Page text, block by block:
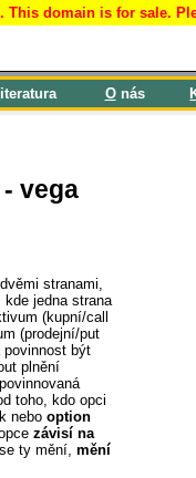
domain is for sale.
iteratura Onás
vega
stranami,
jedna strana
(kupní/call
(prodejní/put
povinnost být
plnění
toho, kdo opci
nebooption
opcezávisí na
ty mění,mění